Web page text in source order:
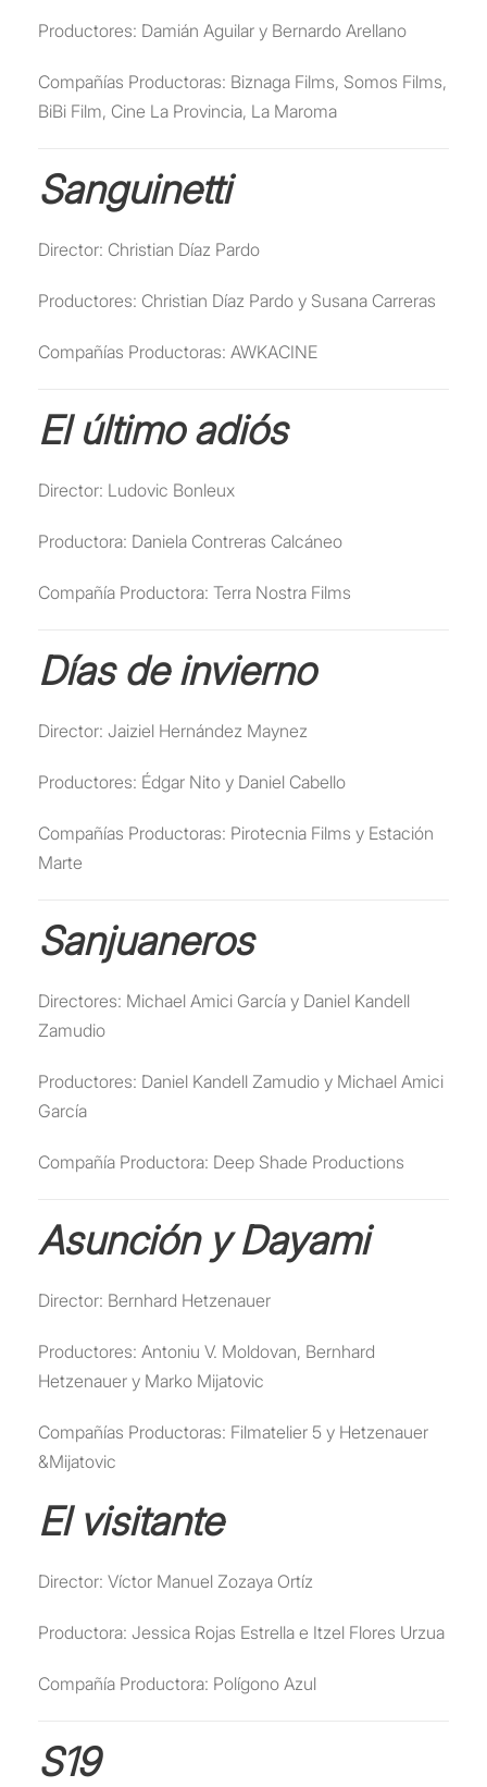
Productores: Damián Aguilar y Bernardo Arellano
Compañías Productoras: Biznaga Films, Somos Films,
BiBi Film, Cine La Provincia, La Maroma
Sanguinetti
Director: Christian Díaz Pardo
Productores: Christian Díaz Pardo y Susana Carreras
Compañías Productoras: AWKACINE
El último adiós
Director: Ludovic Bonleux
Productora: Daniela Contreras Calcáneo
Compañía Productora: Terra Nostra Films
Días de invierno
Director: Jaiziel Hernández Maynez
Productores: Édgar Nito y Daniel Cabello
Compañías Productoras: Pirotecnia Films y Estación
Marte
Sanjuaneros
Directores: Michael Amici García y Daniel Kandell
Zamudio
Productores: Daniel Kandell Zamudio y Michael Amici
García
Compañía Productora: Deep Shade Productions
Asunción y Dayami
Director: Bernhard Hetzenauer
Productores: Antoniu V. Moldovan, Bernhard
Hetzenauer y Marko Mijatovic
Compañías Productoras: Filmatelier 5 y Hetzenauer
&Mijatovic
El visitante
Director: Víctor Manuel Zozaya Ortíz
Productora: Jessica Rojas Estrella e Itzel Flores Urzua
Compañía Productora: Polígono Azul
S19